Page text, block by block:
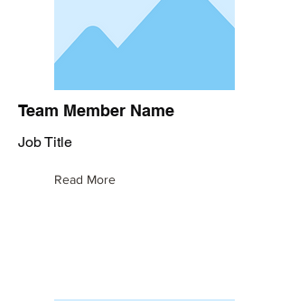
Team Member Name
Job Title
Read More